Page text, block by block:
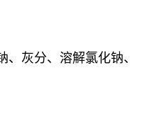
灰分、溶解氯化钠、